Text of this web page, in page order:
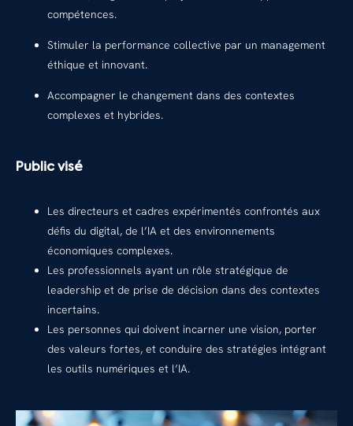
compétences.
Stimuler la performance collective par un management
éthique et innovant.
Accompagner le changement dans des contextes
complexes et hybrides.
Public visé
Les directeurs et cadres expérimentés confrontés aux
défis du digital, de l’IA et des environnements
économiques complexes.
Les professionnels ayant un rôle stratégique de
leadership et de prise de décision dans des contextes
incertains.
Les personnes qui doivent incarner une vision, porter
des valeurs fortes, et conduire des stratégies intégrant
les outils numériques et l’IA.